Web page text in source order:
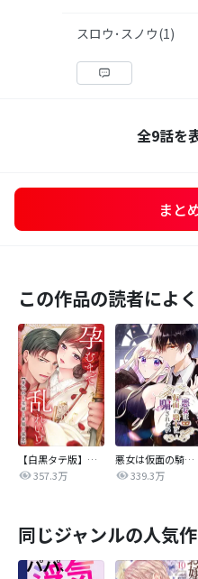
スロウ･スノウ(1)
全9話を
まと
この作品の読者によ
【白黒タテ版】孕むまで乱れいけ～身代わり花嫁と軍服の猛愛
357.3万
悪女は仮面の騎士に騙されない
339.3万
同じジャンルの人気